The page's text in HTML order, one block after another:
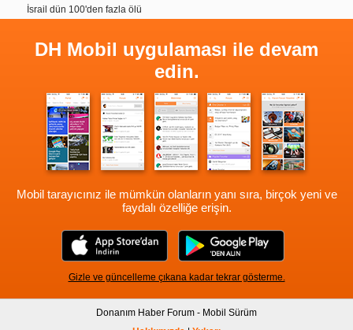
İsrail dün 100'den fazla ölü
DH Mobil uygulaması ile devam
edin.
Mobil tarayıcınız ile mümkün olanların yanı sıra, birçok yeni ve
faydalı özelliğe erişin.
Gizle ve güncelleme çıkana kadar tekrar gösterme.
Donanım Haber Forum - Mobil Sürüm